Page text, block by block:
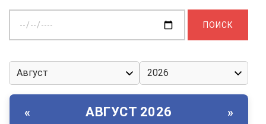
дату:
« АВГУСТ 2026 »